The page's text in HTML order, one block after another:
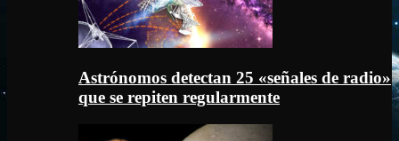
Astrónomos detectan 25 «señales de radio»
que se repiten regularmente